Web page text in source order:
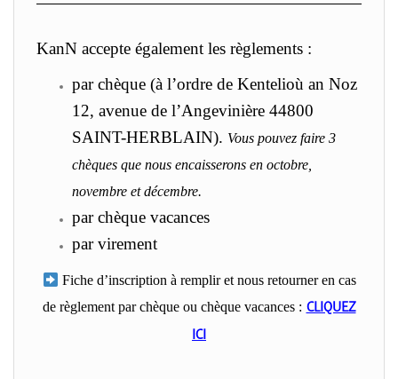
KanN accepte également les règlements :
par chèque (à l’ordre de Kentelioù an Noz
12, avenue de l’Angevinière 44800
SAINT-HERBLAIN). Vous pouvez faire 3
chèques que nous encaisserons en octobre,
novembre et décembre.
par chèque vacances
par virement
Fiche d’inscription à remplir et nous retourner en cas
de règlement par chèque ou chèque vacances : CLIQUEZ
ICI